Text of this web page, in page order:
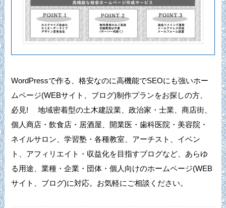
WordPressで作る、格安なのに高機能でSEOにも強いホー
ムページ(WEBサイト、ブログ)制作プランをお探しの方、
必見! 地域密着型の土木建設業、政治家・士業、商店街、
個人商店・飲食店・居酒屋、開業医・歯科医院・美容院・
ネイルサロン、学習塾・各種教室、アーチスト、イベン
ト、アフィリエイト・収益化を目指すブログなど、あらゆ
る用途、業種・企業・団体・個人向けのホームページ(WEB
サイト、ブログ)に対応。お気軽にご相談ください。